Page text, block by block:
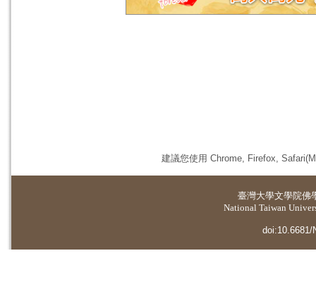
建議您使用 Chrome, Firefox,
臺灣大學文學院佛
National Taiwan
doi:10.6681/